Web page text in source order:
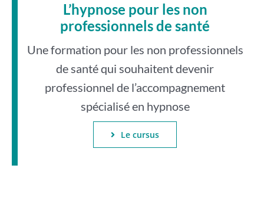
L’hypnose pour les non
professionnels de santé
Une formation pour les non professionnels
de santé qui souhaitent devenir
professionnel de l’accompagnement
spécialisé en hypnose
Le cursus